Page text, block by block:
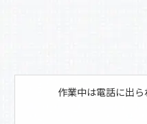
作業中は電話に出